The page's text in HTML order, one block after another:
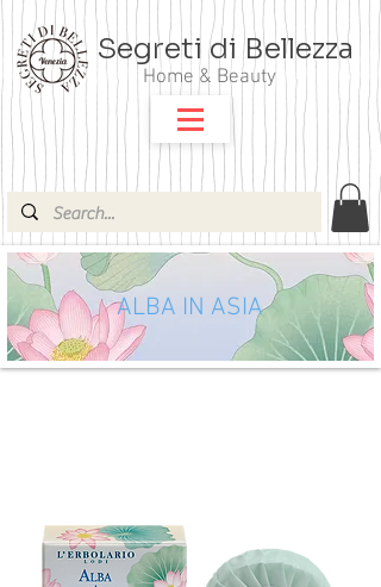
Segreti di Bellezza
Home & Beauty
ALBA IN ASIA